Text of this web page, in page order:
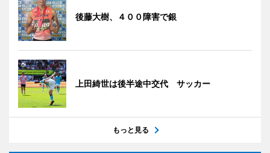
後藤大樹、４００障害で銀
上田綺世は後半途中交代 サッカー
もっと見る